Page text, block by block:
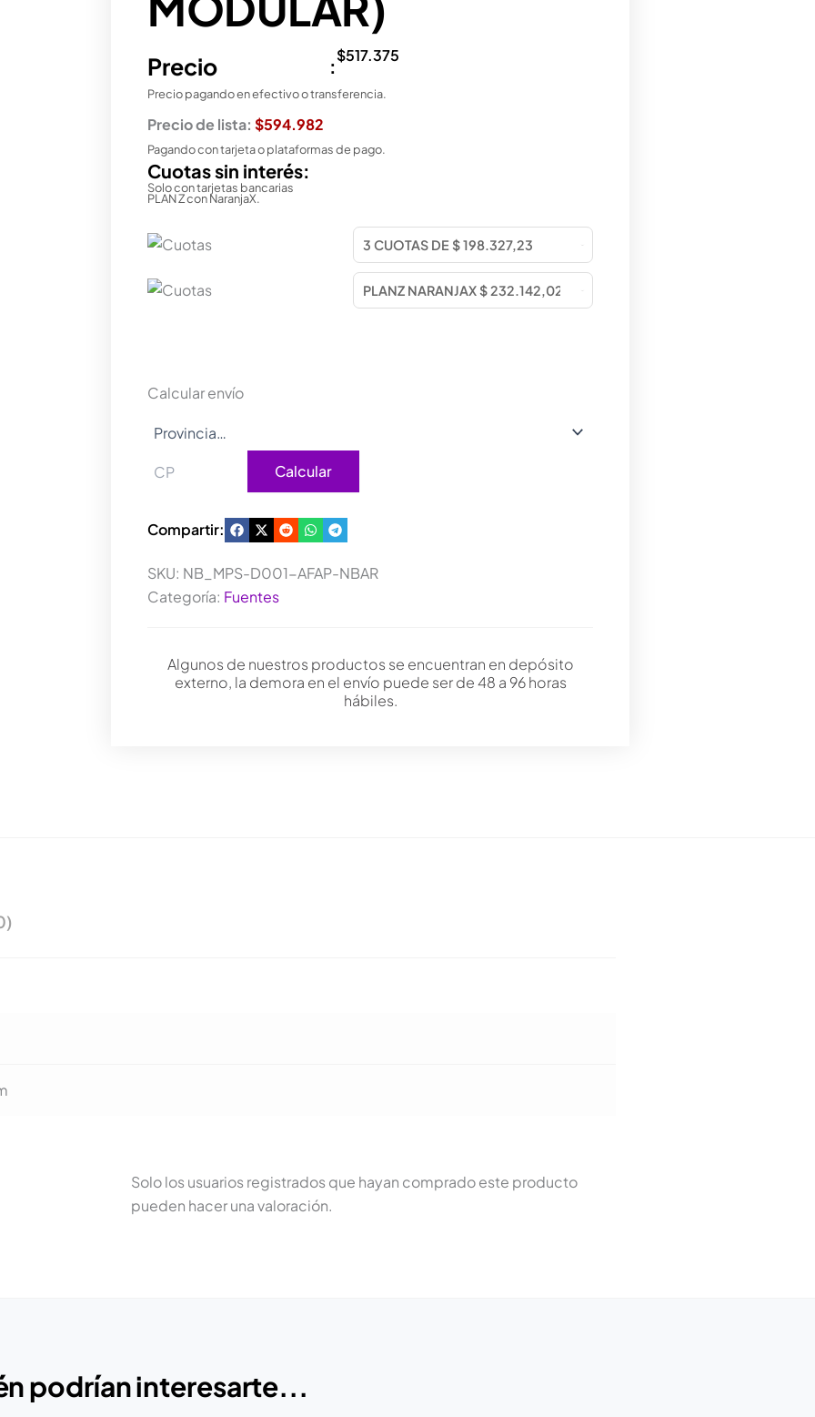
Precio :$517.375
Precio pagando en efectivo o transferencia.
Precio de lista: $594.982
Pagando con tarjeta o plataformas de pago.
Cuotas sin interés:
Solo con tarjetas bancarias
PLAN Z con NaranjaX.
Calcular envío
Calcular
Compartir:
SKU: NB_MPS-D001-AFAP-NBAR
Categoría: Fuentes
Algunos de nuestros productos se encuentran en depósito
externo, la demora en el envío puede ser de 48 a 96 horas
hábiles.
Solo los usuarios registrados que hayan comprado este producto
pueden hacer una valoración.
podrían interesarte...